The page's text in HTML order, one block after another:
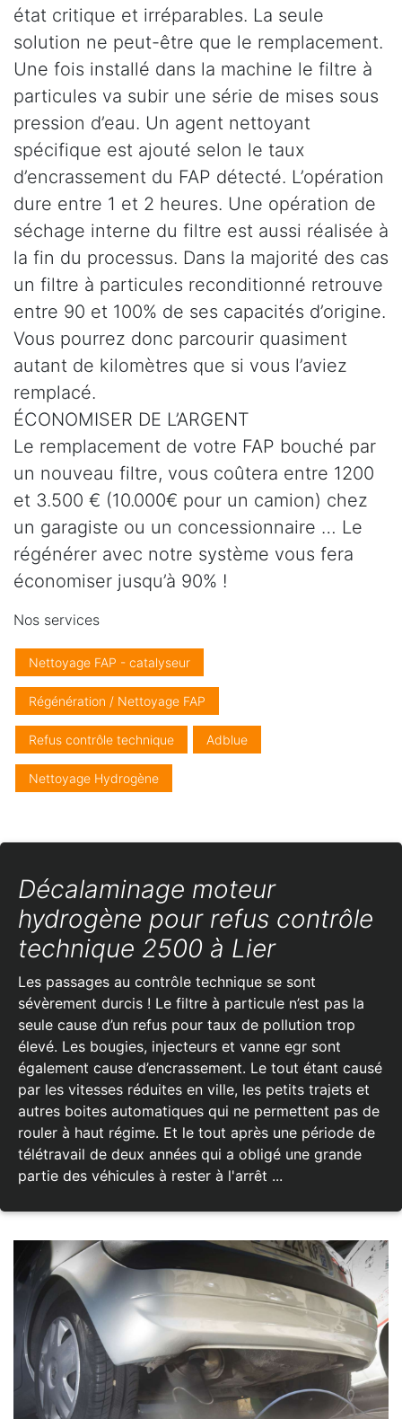
état critique et irréparables. La seule
solution ne peut-être que le remplacement.
Une fois installé dans la machine le filtre à
particules va subir une série de mises sous
pression d’eau. Un agent nettoyant
spécifique est ajouté selon le taux
d’encrassement du FAP détecté. L’opération
dure entre 1 et 2 heures. Une opération de
séchage interne du filtre est aussi réalisée à
la fin du processus. Dans la majorité des cas
un filtre à particules reconditionné retrouve
entre 90 et 100% de ses capacités d’origine.
Vous pourrez donc parcourir quasiment
autant de kilomètres que si vous l’aviez
remplacé.
ÉCONOMISER DE L’ARGENT
Le remplacement de votre FAP bouché par
un nouveau filtre, vous coûtera entre 1200
et 3.500 € (10.000€ pour un camion) chez
un garagiste ou un concessionnaire … Le
régénérer avec notre système vous fera
économiser jusqu’à 90% !
Nos services
Nettoyage FAP - catalyseur
Régénération / Nettoyage FAP
Refus contrôle technique Adblue
Nettoyage Hydrogène
Décalaminage moteur
hydrogène pour refus contrôle
technique 2500 à Lier
Les passages au contrôle technique se sont
sévèrement durcis ! Le filtre à particule n’est pas la
seule cause d’un refus pour taux de pollution trop
élevé. Les bougies, injecteurs et vanne egr sont
également cause d’encrassement. Le tout étant causé
par les vitesses réduites en ville, les petits trajets et
autres boites automatiques qui ne permettent pas de
rouler à haut régime. Et le tout après une période de
télétravail de deux années qui a obligé une grande
partie des véhicules à rester à l'arrêt ...